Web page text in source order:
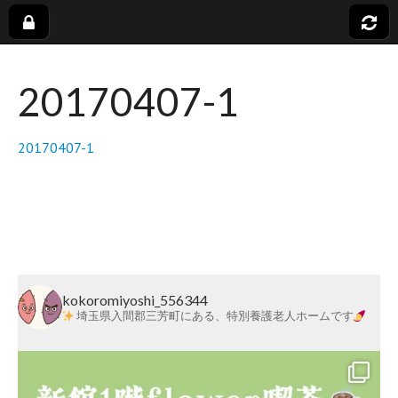
会
福
人
蓬
20170407-1
20170407-1
kokoromiyoshi_556344
埼玉県入間郡三芳町にある、特別養護老人ホームです